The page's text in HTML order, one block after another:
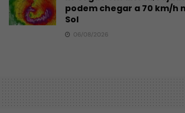
podem chegar a 70 km/h
Sol
06/08/2026